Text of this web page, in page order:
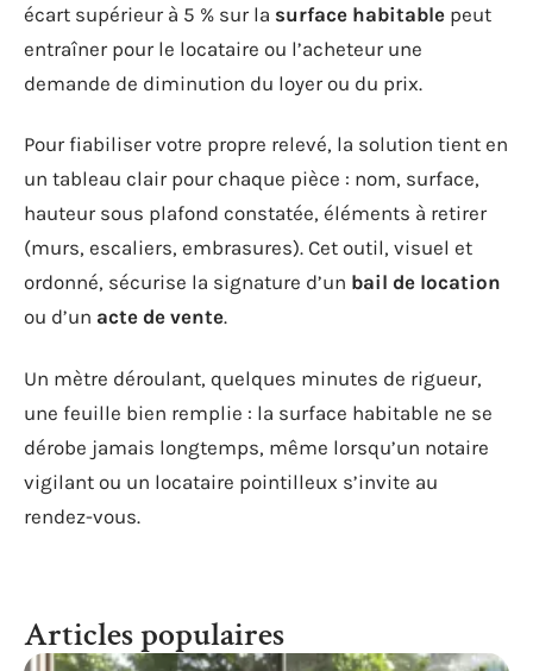
écart supérieur à 5 % sur la surface habitable peut
entraîner pour le locataire ou l’acheteur une
demande de diminution du loyer ou du prix.
Pour fiabiliser votre propre relevé, la solution tient en
un tableau clair pour chaque pièce : nom, surface,
hauteur sous plafond constatée, éléments à retirer
(murs, escaliers, embrasures). Cet outil, visuel et
ordonné, sécurise la signature d’un bail de location
ou d’un acte de vente.
Un mètre déroulant, quelques minutes de rigueur,
une feuille bien remplie : la surface habitable ne se
dérobe jamais longtemps, même lorsqu’un notaire
vigilant ou un locataire pointilleux s’invite au
rendez-vous.
Articles populaires